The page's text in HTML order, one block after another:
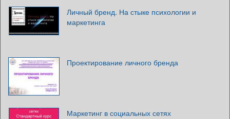
Личный бренд. На стыке психологии и
маркетинга
Проектирование личного бренда
Маркетинг в социальных сетях